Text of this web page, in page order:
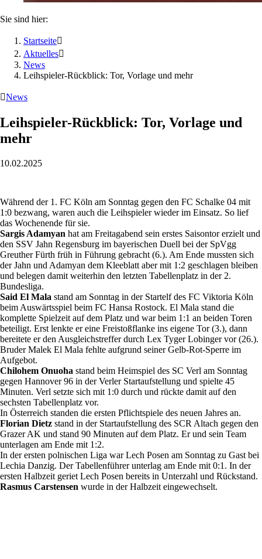
Sie sind hier:
Startseite
Aktuelles
News
Leihspieler-Rückblick: Tor, Vorlage und mehr
News
Leihspieler-Rückblick: Tor, Vorlage und
mehr
10.02.2025
Während der 1. FC Köln am Sonntag gegen den FC Schalke 04 mit
1:0 bezwang, waren auch die Leihspieler wieder im Einsatz. So lief
das Wochenende für sie.
Sargis Adamyan hat am Freitagabend sein erstes Saisontor erzielt und
den SSV Jahn Regensburg im bayerischen Duell bei der SpVgg
Greuther Fürth früh in Führung gebracht (6.). Am Ende mussten sich
der Jahn und Adamyan dem Kleeblatt aber mit 1:2 geschlagen bleiben
und belegen damit weiterhin den letzten Tabellenplatz in der 2.
Bundesliga.
Said El Mala stand am Sonntag in der Startelf des FC Viktoria Köln
beim Auswärtsspiel beim FC Hansa Rostock. El Mala stand die
komplette Spielzeit auf dem Platz und war beim 1:1 an beiden Toren
beteiligt. Erst lenkte er eine Freistoßflanke ins eigene Tor (3.), dann
bereitete er den Ausgleichstreffer durch Lex Tyger Lobinger vor (26.).
Bruder Malek El Mala fehlte aufgrund seiner Gelb-Rot-Sperre im
Aufgebot.
Chilohem Onuoha stand beim Heimspiel des SC Verl am Sonntag
gegen Hannover 96 in der Verler Startaufstellung und spielte 45
Minuten. Verl setzte sich mit 1:0 durch und rückte damit auf den
sechsten Tabellenplatz vor.
In Österreich standen die ersten Pflichtspiele des neuen Jahres an.
Florian Dietz stand in der Startaufstellung des SCR Altach gegen den
Grazer AK und stand 90 Minuten auf dem Platz. Er und sein Team
unterlagen am Ende mit 1:2.
In der ersten polnischen Liga war Lech Posen am Sonntag zu Gast bei
Lechia Danzig. Der Tabellenführer unterlag am Ende mit 0:1. In der
ersten Halbzeit geriet Lech Posen bereits in Unterzahl und Rückstand.
Rasmus Carstensen wurde in der Halbzeit eingewechselt.